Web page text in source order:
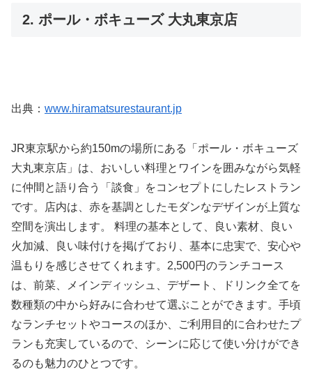
2. ポール・ボキューズ 大丸東京店
出典： www.hiramatsurestaurant.jp
JR東京駅から約150mの場所にある「ポール・ボキューズ
大丸東京店」は、おいしい料理とワインを囲みながら気軽
に仲間と語り合う「談食」をコンセプトにしたレストラン
です。店内は、赤を基調としたモダンなデザインが上質な
空間を演出します。 料理の基本として、良い素材、良い
火加減、良い味付けを掲げており、基本に忠実で、安心や
温もりを感じさせてくれます。2,500円のランチコース
は、前菜、メインディッシュ、デザート、ドリンク全てを
数種類の中から好みに合わせて選ぶことができます。手頃
なランチセットやコースのほか、ご利用目的に合わせたプ
ランも充実しているので、シーンに応じて使い分けができ
るのも魅力のひとつです。